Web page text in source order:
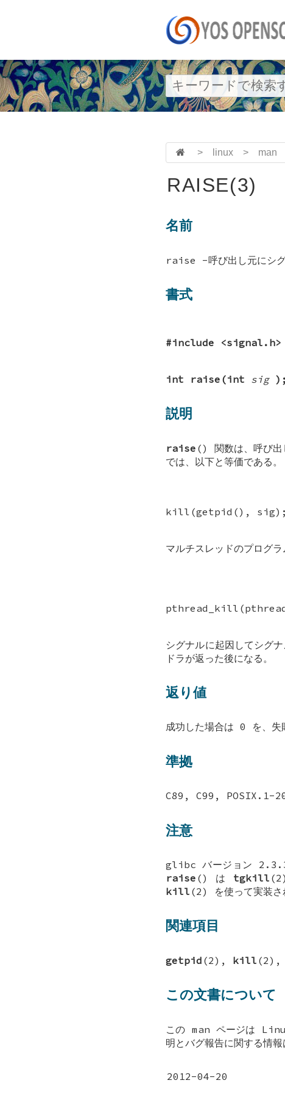
> linux > man
RAISE(3)
名前
raise -呼び出し元にシグ
書式
#include <signal.h>
int raise(int sig );
説明
raise () 関数は、呼び出
では、以下と等価である。
kill(getpid(), sig);
マルチスレッドのプログラ
シグナルに起因してシグ
ドラが返った後になる。
返り値
成功した場合は 0 を、失
準拠
C89, C99, POSIX.1-
注意
glibc バージョン 2.3.3
raise () は tgkill
kill (2) を使って実装さ
関連項目
getpid (2), kill (2),
この文書について
この man ページは
明とバグ報告に関する
2012-04-20